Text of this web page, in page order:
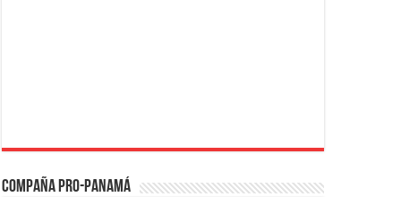
Compaña PRO-Panamá